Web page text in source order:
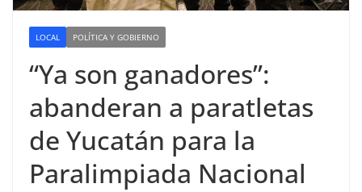
LOCAL POLÍTICA Y GOBIERNO
“Ya son ganadores”:
abanderan a paratletas
de Yucatán para la
Paralimpiada Nacional